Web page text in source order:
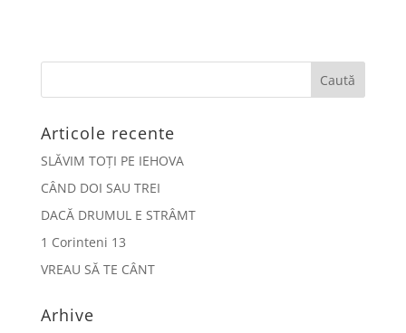
Articole recente
SLĂVIM TOȚI PE IEHOVA
CÂND DOI SAU TREI
DACĂ DRUMUL E STRÂMT
1 Corinteni 13
VREAU SĂ TE CÂNT
Arhive